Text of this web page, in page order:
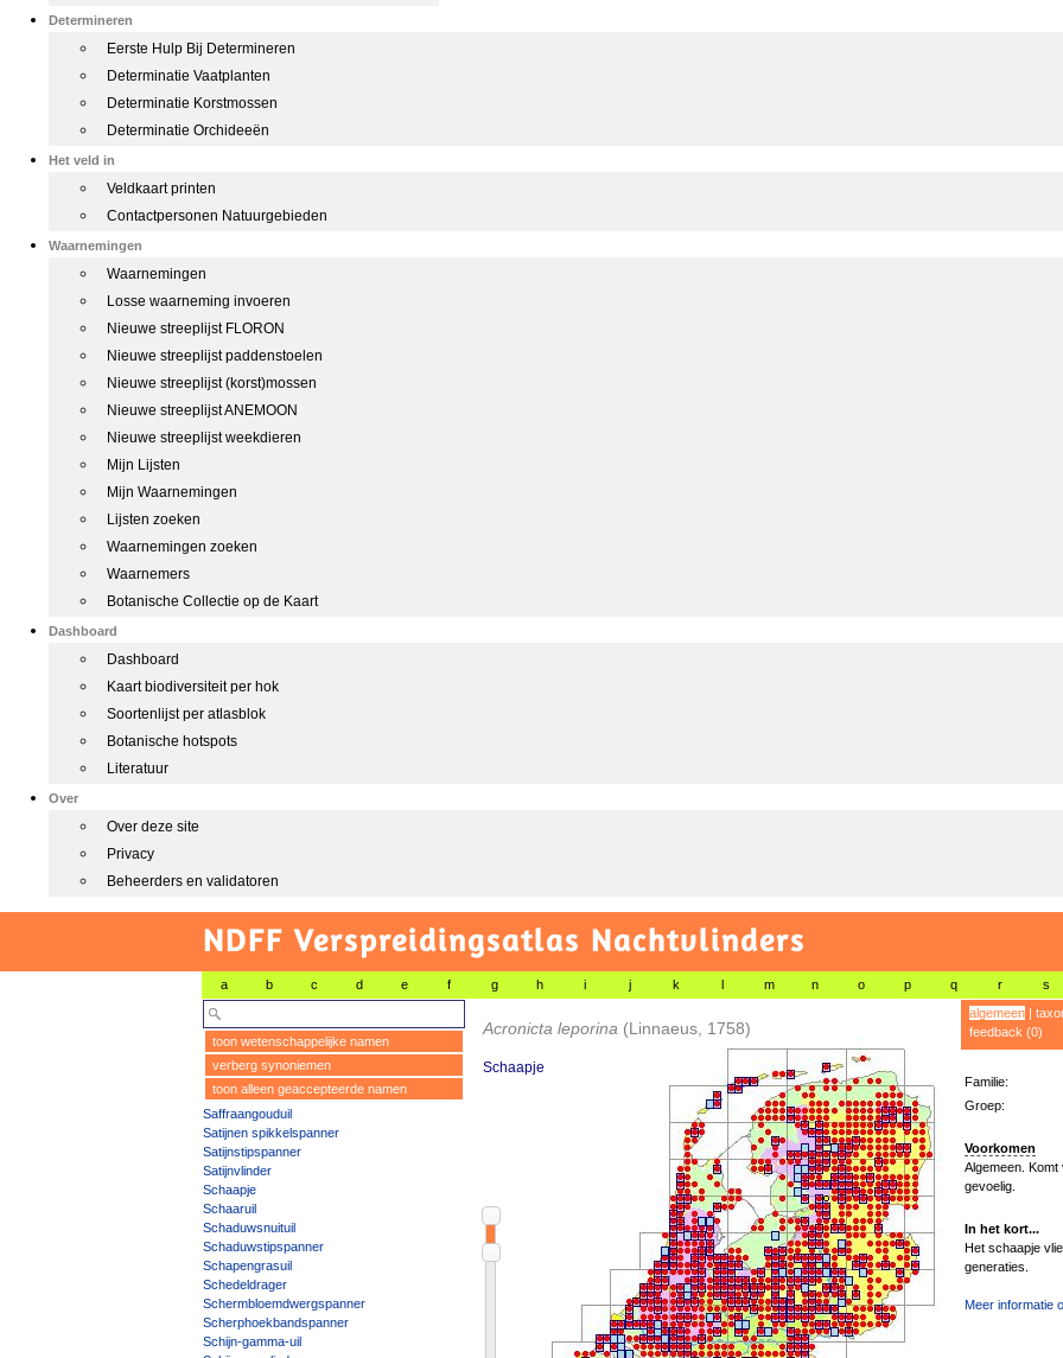
Determineren
Eerste Hulp Bij Determineren
Determinatie Vaatplanten
Determinatie Korstmossen
Determinatie Orchideeën
Het veld in
Veldkaart printen
Contactpersonen Natuurgebieden
Waarnemingen
Waarnemingen
Losse waarneming invoeren
Nieuwe streeplijst FLORON
Nieuwe streeplijst paddenstoelen
Nieuwe streeplijst (korst)mossen
Nieuwe streeplijst ANEMOON
Nieuwe streeplijst weekdieren
Mijn Lijsten
Mijn Waarnemingen
Lijsten zoeken
Waarnemingen zoeken
Waarnemers
Botanische Collectie op de Kaart
Dashboard
Dashboard
Kaart biodiversiteit per hok
Soortenlijst per atlasblok
Botanische hotspots
Literatuur
Over
Over deze site
Privacy
Beheerders en validatoren
NDFF Verspreidingsatlas Nachtvlinders
a b c d e f g h i j k l m n o p q r s
toon wetenschappelijke namen
verberg synoniemen
toon alleen geaccepteerde namen
Saffraangouduil
Satijnen spikkelspanner
Satijnstipspanner
Satijnvlinder
Schaapje
Schaaruil
Schaduwsnuituil
Schaduwstipspanner
Schapengrasuil
Schedeldrager
Schermbloemdwergspanner
Scherphoekbandspanner
Schijn-gamma-uil
Acronicta leporina (Linnaeus, 1758)
Schaapje
algemeen|
feedback (0)
Familie:
Groep:
Voorkomen
Algemeen.
gevoelig.
In het kort...
Het schaapje
generaties.
Meer informatie